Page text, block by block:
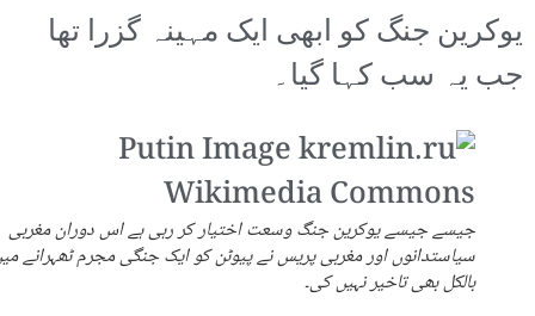
یوکرین جنگ کو ابھی ایک مہینہ گزرا تھا
جب یہ سب کہا گیا۔
جیسے جیسے یوکرین جنگ وسعت اختیار کر رہی ہے اس دوران مغربی
سیاستدانوں اور مغربی پریس نے پیوٹن کو ایک جنگی مجرم ٹھہرانے
بالکل بھی تاخیر نہیں کی۔